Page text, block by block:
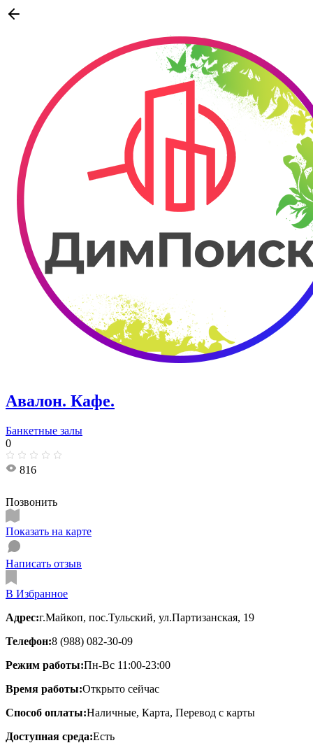
Авалон. Кафе.
Банкетные залы
0
816
Позвонить
Показать на карте
Написать отзыв
В Избранное
Адрес:г.Майкоп, пос.Тульский, ул.Партизанская, 19
Телефон:8 (988) 082-30-09
Режим работы:Пн-Вс 11:00-23:00
Время работы:Открыто сейчас
Способ оплаты:Наличные, Карта, Перевод с карты
Доступная среда:Есть